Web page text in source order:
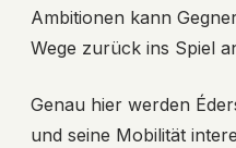
Ambitionen kann
Wege zurück ins Spiel
Genau hier werden
und seine Mobilität